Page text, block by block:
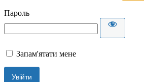
Пароль
Запам'ятати мене